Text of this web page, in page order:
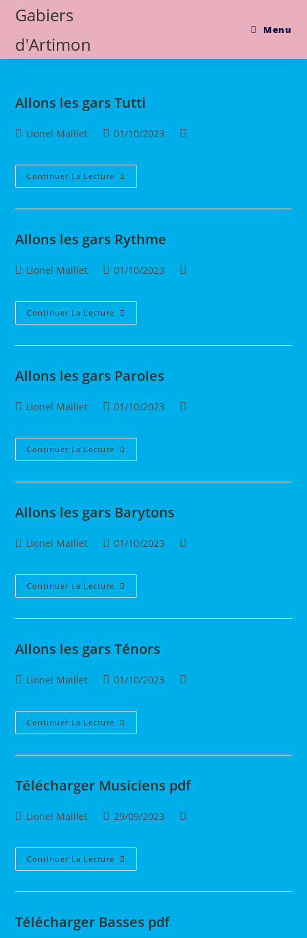
Skip
content
Gabiers
d'Artimon
Menu
Allons les gars Tutti
Auteur/autrice
la
publication :
Lionel Maillet
Publication
01/10/2023
Post
Continuer La Lecture Allons
Les
Allons les gars Rythme
Auteur/autrice
la
publication :
Lionel Maillet
Publication
01/10/2023
Post
Continuer La Lecture Allons
Les
Allons les gars Paroles
Auteur/autrice
la
publication :
Lionel Maillet
Publication
01/10/2023
Post
Continuer La Lecture Allons
Les
Allons les gars Barytons
Auteur/autrice
la
publication :
Lionel Maillet
Publication
01/10/2023
Post
Continuer La Lecture Allons
Les
Allons les gars Ténors
Auteur/autrice
la
publication :
Lionel Maillet
Publication
01/10/2023
Post
Continuer La Lecture Allons
Les
Télécharger Musiciens pdf
Auteur/autrice
la
publication :
Lionel Maillet
Publication
29/09/2023
Post
Continuer La Lecture Télécharger
Musiciens
Télécharger Basses pdf